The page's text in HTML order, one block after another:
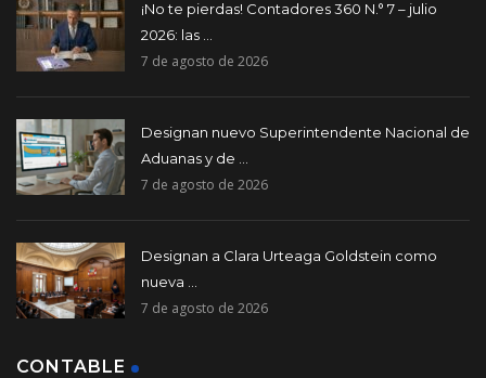
¡No te pierdas! Contadores 360 N.° 7 – julio
2026: las ...
7 de agosto de 2026
Designan nuevo Superintendente Nacional de
Aduanas y de ...
7 de agosto de 2026
Designan a Clara Urteaga Goldstein como
nueva ...
7 de agosto de 2026
CONTABLE